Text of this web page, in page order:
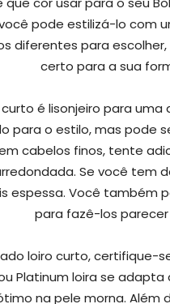
pode estilizá-lo com
diferentes para
certo para a sua
é lisonjeiro para
para o estilo, mas pode
cabelos finos, tente
Se você tem
espessa. Você também
para fazê-los parecer
loiro curto, certifique-
Platinum loira se
na pele morna. Além